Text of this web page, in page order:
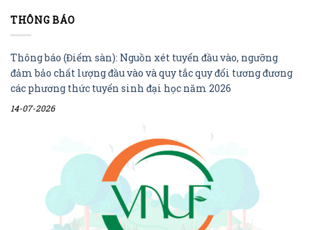
THÔNG BÁO
Thông báo (Điểm sàn): Nguồn xét tuyển đầu vào, ngưỡng
đảm bảo chất lượng đầu vào và quy tắc quy đổi tương đương
các phương thức tuyển sinh đại học năm 2026
14-07-2026